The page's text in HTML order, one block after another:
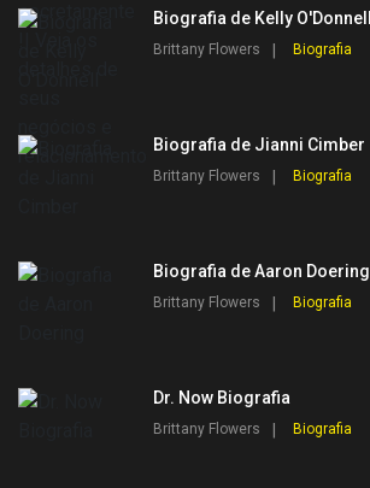
Biografia de Kelly O'Donnell
Brittany Flowers Biografia
Biografia de Jianni Cimber
Brittany Flowers Biografia
Biografia de Aaron Doering
Brittany Flowers Biografia
Dr. Now Biografia
Brittany Flowers Biografia